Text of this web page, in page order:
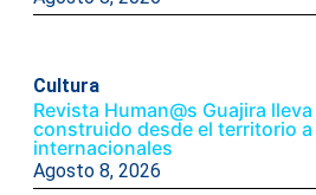
Cultura
Revista Human@s Guajira
construido desde el territorio
internacionales
Agosto 8, 2026